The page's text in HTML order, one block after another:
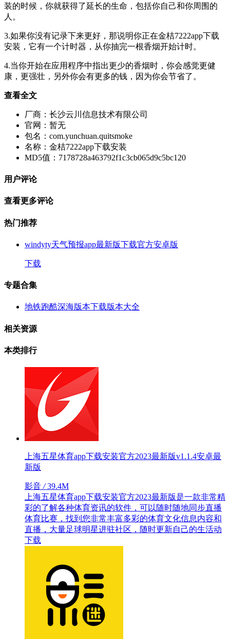
装的时候，你就获得了延长的生命，包括你自己和你周围的
人。
3.如果你没有记录下来更好，那说明你正在金桔7222app下载
安装，它有一个计时器，从你抽完一根香烟开始计时。
4.当你开始在应用程序中指出更少的香烟时，你会感觉更健
康，更强壮，另外你会有更多的钱，因为你会节省了。
查看全文
厂商： 长沙云川信息技术有限公司
官网： 暂无
包名： com.yunchuan.quitsmoke
名称： 金桔7222app下载安装
MD5值： 7178728a463792f1c3cb065d9c5bc120
用户评论
查看更多评论
热门推荐
windyty天气预报app最新版下载官方安卓版
下载
专题合集
地铁跑酷深海版本下载版本大全
相关资源
本类排行
上海五星体育app下载安装官方2023最新版v1.1.4安卓最
新版
影音 /39.4M
上海五星体育app下载安装官方2023最新版是一款非常精
彩的了解各种体育资讯的软件，可以随时随地同步直播
体育比赛，找到您非常丰富多彩的体育文化信息内容和
直播，大量足球明星进驻社区，随时更新自己的生活动
下载